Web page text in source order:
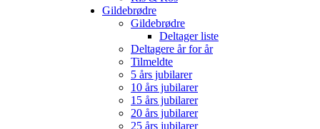
Gildebrødre
Gildebrødre
Deltager liste
Deltagere år for år
Tilmeldte
5 års jubilarer
10 års jubilarer
15 års jubilarer
20 års jubilarer
25 års jubilarer